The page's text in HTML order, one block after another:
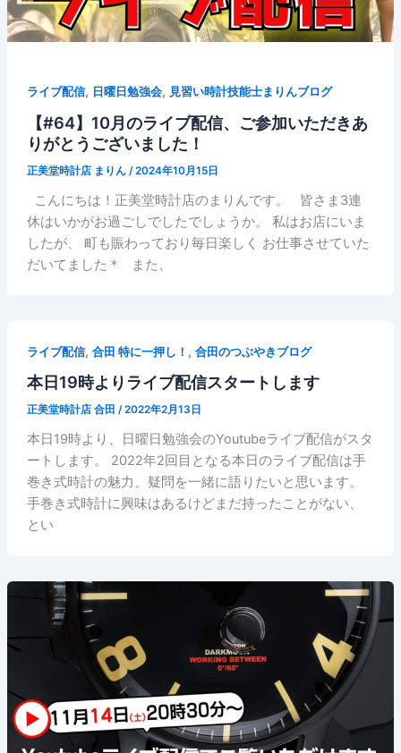
ライブ配信, 日曜日勉強会, 見習い時計技能士まりんブログ
【#64】10月のライブ配信、ご参加いただきあ
りがとうございました！
正美堂時計店 まりん /2024年10月15日
こんにちは！正美堂時計店のまりんです。 皆さま3連
休はいかがお過ごしでしたでしょうか。 私はお店にいま
したが、 町も賑わっており毎日楽しく お仕事させていた
だいてました＊ また、
ライブ配信, 合田 特に一押し！ , 合田のつぶやきブログ
本日19時よりライブ配信スタートします
正美堂時計店 合田 /2022年2月13日
本日19時より、日曜日勉強会のYoutubeライブ配信がスタ
ートします。 2022年2回目となる本日のライブ配信は手
巻き式時計の魅力、疑問を一緒に語りたいと思います。
手巻き式時計に興味はあるけどまだ持ったことがない、
とい